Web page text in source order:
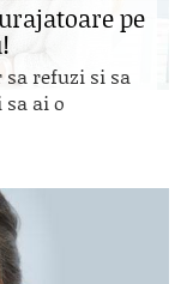
pe
refuzi si sa
ai o